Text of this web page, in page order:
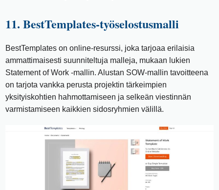
11. BestTemplates-työselostusmalli
BestTemplates on online-resurssi, joka tarjoaa erilaisia ​​
ammattimaisesti suunniteltuja malleja, mukaan lukien
Statement of Work -mallin. Alustan SOW-mallin tavoitteena
on tarjota vankka perusta projektin tärkeimpien
yksityiskohtien hahmottamiseen ja selkeän viestinnän
varmistamiseen kaikkien sidosryhmien välillä.